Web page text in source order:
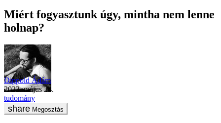
Miért fogyasztunk úgy, mintha nem lenne
holnap?
Dippold Ádám
2023. május 24.
tudomány
Megosztás